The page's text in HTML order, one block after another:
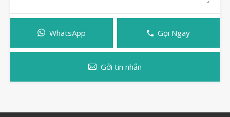
WhatsApp Gọi Ngay
Gởi tin nhắn